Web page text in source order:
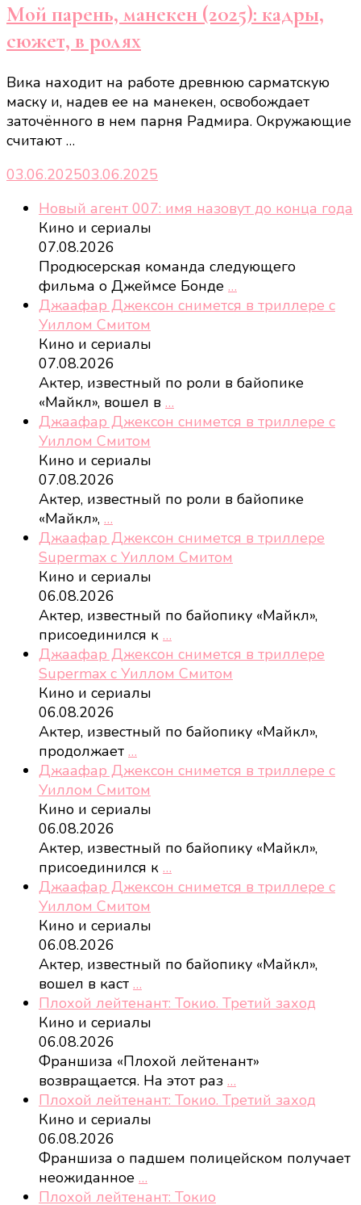
Мой парень, манекен (2025): кадры,
сюжет, в ролях
Вика находит на работе древнюю сарматскую
маску и, надев ее на манекен, освобождает
заточённого в нем парня Радмира. Окружающие
считают …
03.06.202503.06.2025
Новый агент 007: имя назовут до конца года
Кино и сериалы
07.08.2026
Продюсерская команда следующего
фильма о Джеймсе Бонде …
Джаафар Джексон снимется в триллере с
Уиллом Смитом
Кино и сериалы
07.08.2026
Актер, известный по роли в байопике
«Майкл», вошел в …
Джаафар Джексон снимется в триллере с
Уиллом Смитом
Кино и сериалы
07.08.2026
Актер, известный по роли в байопике
«Майкл», …
Джаафар Джексон снимется в триллере
Supermax с Уиллом Смитом
Кино и сериалы
06.08.2026
Актер, известный по байопику «Майкл»,
присоединился к …
Джаафар Джексон снимется в триллере
Supermax с Уиллом Смитом
Кино и сериалы
06.08.2026
Актер, известный по байопику «Майкл»,
продолжает …
Джаафар Джексон снимется в триллере с
Уиллом Смитом
Кино и сериалы
06.08.2026
Актер, известный по байопику «Майкл»,
присоединился к …
Джаафар Джексон снимется в триллере с
Уиллом Смитом
Кино и сериалы
06.08.2026
Актер, известный по байопику «Майкл»,
вошел в каст …
Плохой лейтенант: Токио. Третий заход
Кино и сериалы
06.08.2026
Франшиза «Плохой лейтенант»
возвращается. На этот раз …
Плохой лейтенант: Токио. Третий заход
Кино и сериалы
06.08.2026
Франшиза о падшем полицейском получает
неожиданное …
Плохой лейтенант: Токио